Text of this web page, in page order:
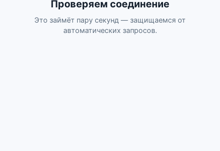
Проверяем соединение
Это займёт пару секунд — защищаемся от
автоматических запросов.